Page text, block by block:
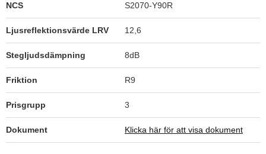
NCS S2070-Y90R
Ljusreflektionsvärde LRV 12,6
Stegljudsdämpning 8dB
Friktion R9
Prisgrupp 3
Dokument Klicka här för att visa dokument